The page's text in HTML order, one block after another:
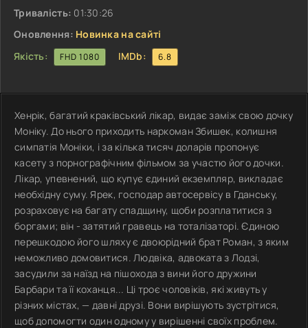
Тривалість: 01:30:26
Оновлення: Новинка на сайті
Якість:
FHD 1080 IMDb: 6.8
Хенрік, багатий краківський лікар, видає заміж свою дочку
Моніку. До нього приходить наркоман Збишек, колишня
симпатія Моніки, і за кілька тисяч доларів пропонує
касету з порнографічним фільмом за участю його дочки.
Лікар, упевнений, що купує єдиний екземпляр, викладає
необхідну суму. Ярек, господар автосервісу в Гданську,
розраховує на багату спадщину, щоби розплатитися з
боргами; він - затятий гравець на тоталізаторі. Єдиною
перешкодою його шляху є двоюрідний брат Роман, з яким
неможливо домовитися. Людвіка, адвоката з Лодзі,
засудили за наїзд на пішохода з вини його дружини
Барбари та її коханця... Ці троє чоловіків, які живуть у
різних містах, — давні друзі. Вони вирішують зустрітися,
щоб допомогти один одному у вирішенні своїх проблем.